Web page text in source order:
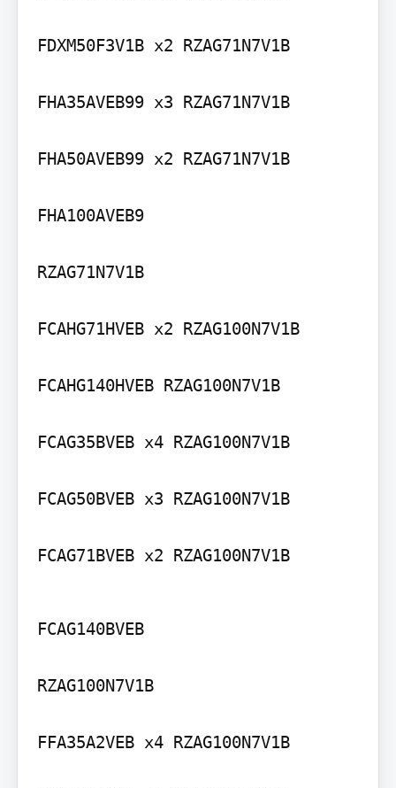
FDXM50F3V1B x2 RZAG71N7V1B
FHA35AVEB99 x3 RZAG71N7V1B
FHA50AVEB99 x2 RZAG71N7V1B
FHA100AVEB9
RZAG71N7V1B
FCAHG71HVEB x2 RZAG100N7V1B
FCAHG140HVEB RZAG100N7V1B
FCAG35BVEB x4 RZAG100N7V1B
FCAG50BVEB x3 RZAG100N7V1B
FCAG71BVEB x2 RZAG100N7V1B
FCAG140BVEB
RZAG100N7V1B
FFA35A2VEB x4 RZAG100N7V1B